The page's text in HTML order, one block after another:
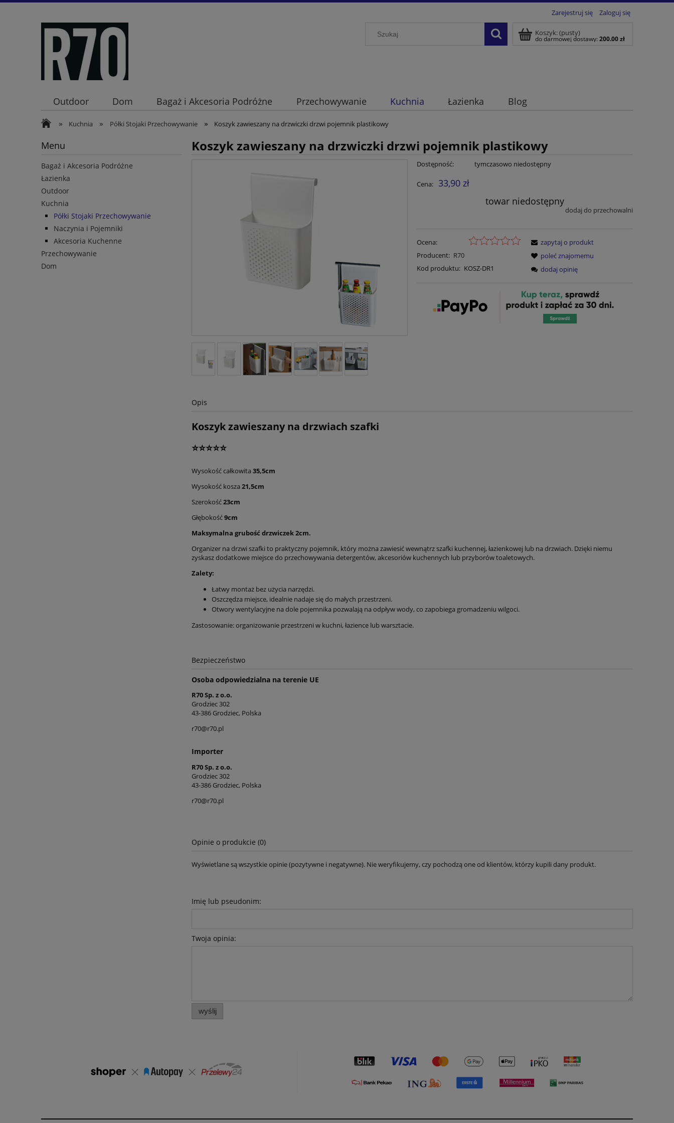
Zarejestruj się Zaloguj się
Koszyk:(pusty)
do darmowej dostawy: 200.00zł
Outdoor Dom Bagaż i Akcesoria Podróżne Przechowywanie Kuchnia Łazienka Blog
» Kuchnia » Półki Stojaki Przechowywanie » Koszyk zawieszany na drzwiczki drzwi pojemnik plastikowy
Menu
Bagaż i Akcesoria Podróżne
Łazienka
Outdoor
Kuchnia
Półki Stojaki Przechowywanie
Naczynia i Pojemniki
Akcesoria Kuchenne
Przechowywanie
Dom
Koszyk zawieszany na drzwiczki drzwi pojemnik plastikowy
Dostępność: tymczasowo niedostępny
Cena:
33,90 zł
towar niedostępny
dodaj do przechowalni
Ocena:
Producent: R70
Kod produktu: KOSZ-DR1
zapytaj o produkt
poleć znajomemu
dodaj opinię
Opis
Koszyk zawieszany na drzwiach szafki
⭐⭐⭐⭐⭐
Wysokość całkowita 35,5cm
Wysokość kosza 21,5cm
Szerokość23cm
Głębokość9cm
Maksymalna grubość drzwiczek 2cm.
Organizer na drzwi szafki to praktyczny pojemnik, który można zawiesić wewnątrz szafki kuchennej, łazienkowej lub na drzwiach. Dzięki niemu
zyskasz dodatkowe miejsce do przechowywania detergentów, akcesoriów kuchennych lub przyborów toaletowych.
Zalety:
Łatwy montaż bez użycia narzędzi.
Oszczędza miejsce, idealnie nadaje się do małych przestrzeni.
Otwory wentylacyjne na dole pojemnika pozwalają na odpływ wody, co zapobiega gromadzeniu wilgoci.
Zastosowanie: organizowanie przestrzeni w kuchni, łazience lub warsztacie.
Bezpieczeństwo
Osoba odpowiedzialna na terenie UE
R70 Sp. z o.o.
Grodziec 302
43-386 Grodziec, Polska
r70@r70.pl
Importer
R70 Sp. z o.o.
Grodziec 302
43-386 Grodziec, Polska
r70@r70.pl
Opinie o produkcie (0)
Wyświetlane są wszystkie opinie (pozytywne i negatywne). Nie weryfikujemy, czy pochodzą one od klientów, którzy kupili dany produkt.
Imię lub pseudonim:
Twoja opinia:
wyślij